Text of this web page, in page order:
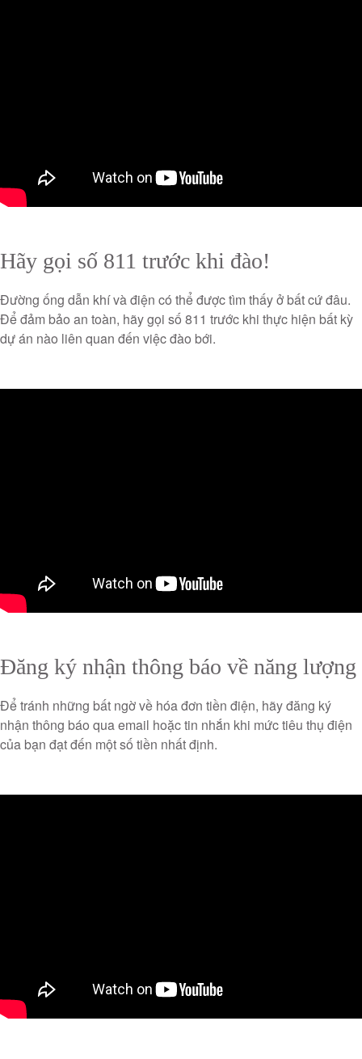
Hãy gọi số 811 trước khi đào!
Đường ống dẫn khí và điện có thể được tìm thấy ở bất cứ đâu.
Để đảm bảo an toàn, hãy gọi số 811 trước khi thực hiện bất kỳ
dự án nào liên quan đến việc đào bới.
Đăng ký nhận thông báo về năng lượng
Để tránh những bất ngờ về hóa đơn tiền điện, hãy đăng ký
nhận thông báo qua email hoặc tin nhắn khi mức tiêu thụ điện
của bạn đạt đến một số tiền nhất định.